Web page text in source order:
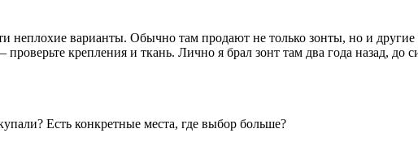
неплохие варианты. Обычно там продают не только зонты, но и
крепления и ткань. Лично я брал зонт там два года назад, до
Есть конкретные места, где выбор больше?